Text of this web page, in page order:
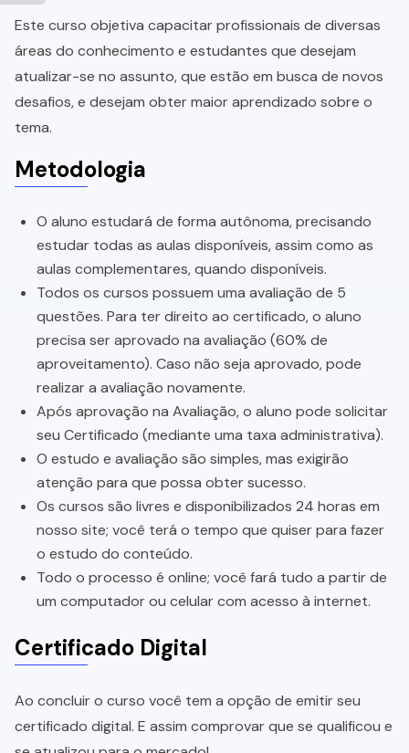
Este curso objetiva capacitar profissionais de diversas
áreas do conhecimento e estudantes que desejam
atualizar-se no assunto, que estão em busca de novos
desafios, e desejam obter maior aprendizado sobre o
tema.
Metodologia
O aluno estudará de forma autônoma, precisando
estudar todas as aulas disponíveis, assim como as
aulas complementares, quando disponíveis.
Todos os cursos possuem uma avaliação de 5
questões. Para ter direito ao certificado, o aluno
precisa ser aprovado na avaliação (60% de
aproveitamento). Caso não seja aprovado, pode
realizar a avaliação novamente.
Após aprovação na Avaliação, o aluno pode solicitar
seu Certificado (mediante uma taxa administrativa).
O estudo e avaliação são simples, mas exigirão
atenção para que possa obter sucesso.
Os cursos são livres e disponibilizados 24 horas em
nosso site; você terá o tempo que quiser para fazer
o estudo do conteúdo.
Todo o processo é online; você fará tudo a partir de
um computador ou celular com acesso à internet.
Certificado Digital
Ao concluir o curso você tem a opção de emitir seu
certificado digital. E assim comprovar que se qualificou e